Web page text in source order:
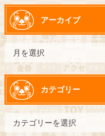
アーカイブ
カテゴリー